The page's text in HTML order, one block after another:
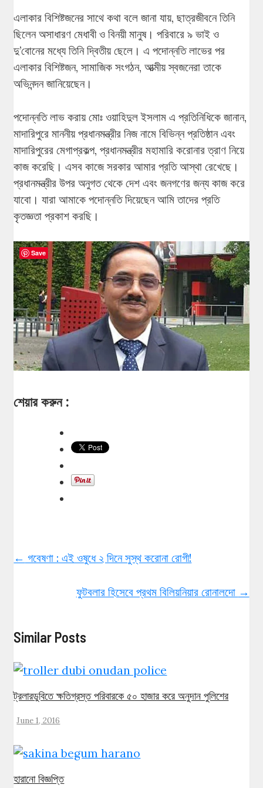
এলাকার বিশিষ্টজনের সাথে কথা বলে জানা যায়, ছাত্রজীবনে তিনি
ছিলেন অসাধারণ মেধাবী ও বিনয়ী মানুষ। পরিবারে ৯ ভাই ও
দু’বোনের মধ্যে তিনি দ্বিতীয় ছেলে। এ পদোন্নতি লাভের পর
এলাকার বিশিষ্টজন, সামাজিক সংগঠন, আত্মীয় স্বজনেরা তাকে
অভিনন্দন জানিয়েছেন।
পদোন্নতি লাভ করায় মোঃ ওয়াহিদুল ইসলাম এ প্রতিনিধিকে জানান,
মাদারিপুরে মাননীয় প্রধানমন্ত্রীর নিজ নামে বিভিন্ন প্রতিষ্ঠান এবং
মাদারিপুরের মেগাপ্রকল্প, প্রধানমন্ত্রীর মহামারি করোনার ত্রাণ নিয়ে
কাজ করেছি। এসব কাজে সরকার আমার প্রতি আস্থা রেখেছে।
প্রধানমন্ত্রীর উপর অনুগত থেকে দেশ এবং জনগণের জন্য কাজ করে
যাবো। যারা আমাকে পদোন্নতি দিয়েছেন আমি তাদের প্রতি
কৃতজ্ঞতা প্রকাশ করছি।
শেয়ার করুন :
← গবেষণা : এই ওষুধে ২ দিনে সুস্থ করোনা রোগী!
ফুটবলার হিসেবে প্রথম বিলিয়নিয়ার রোনালদো →
Similar Posts
ট্রলারডুবিতে ক্ষতিগ্রস্ত পরিবারকে ৫০ হাজার করে অনুদান পুলিশের
June 1, 2016
হারানো বিজ্ঞপ্তি
Save